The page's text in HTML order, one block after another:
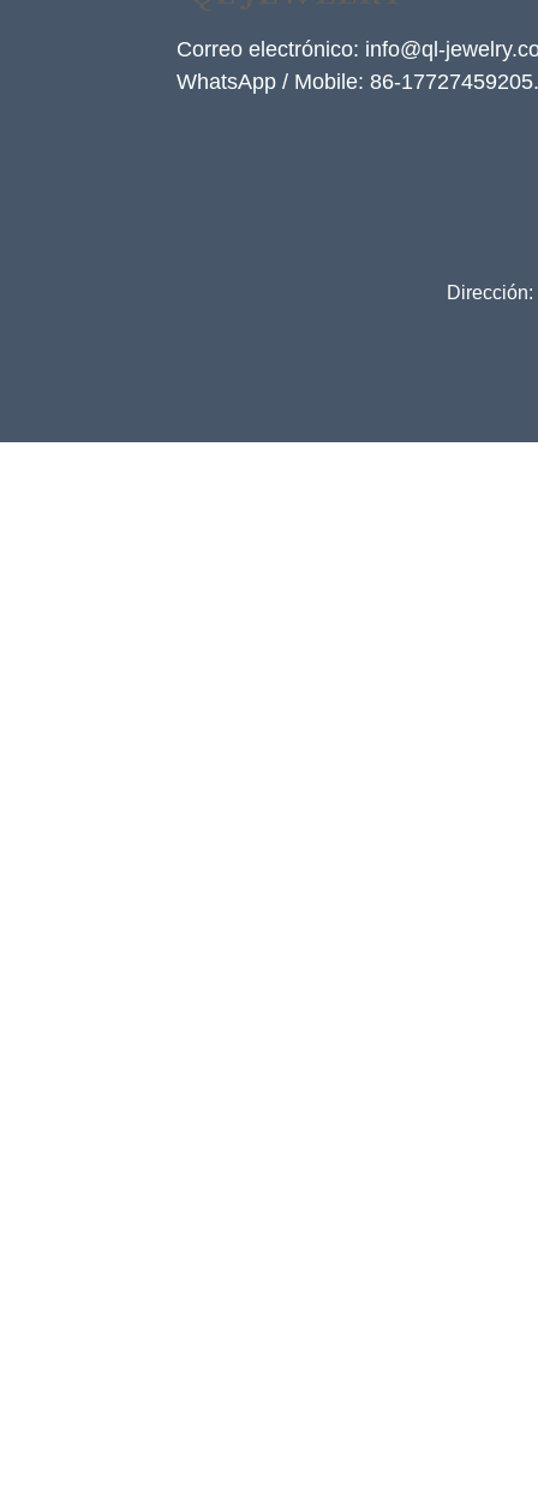
Correo electrónico: info@ql-
WhatsApp / Mobile: 86-17727459205.